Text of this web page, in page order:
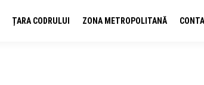
ȚARA CODRULUI ZONA METROPOLITANĂ